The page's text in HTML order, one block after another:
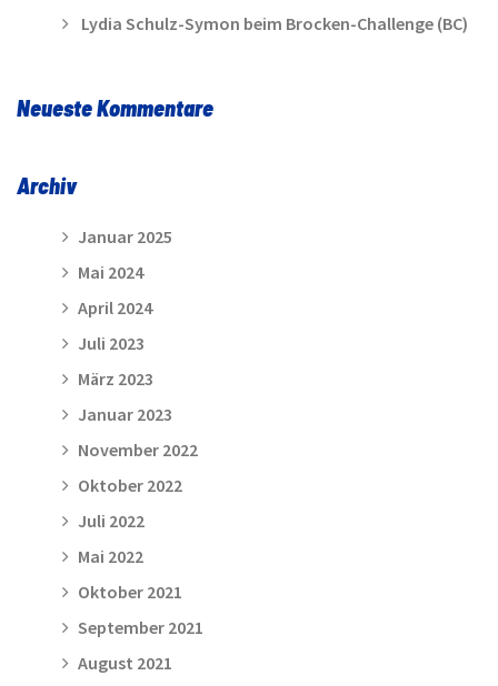
Lydia Schulz-Symon beim Brocken-Challenge (BC)
Neueste Kommentare
Archiv
Januar 2025
Mai 2024
April 2024
Juli 2023
März 2023
Januar 2023
November 2022
Oktober 2022
Juli 2022
Mai 2022
Oktober 2021
September 2021
August 2021